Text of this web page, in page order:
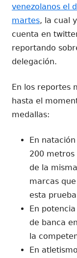
venezolanos el
martes, la cual
cuenta en
reportando
delegación.
En los reportes
hasta el
medallas:
En natación
200 metros
de la
marcas
esta
En
de banca
la
En